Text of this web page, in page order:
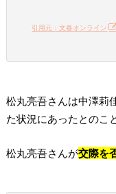
引用元：文春オンライン
松丸亮吾さんは中澤莉
た状況にあったとのこと
松丸亮吾さんが交際を